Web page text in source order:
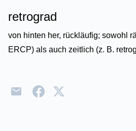
retrograd
von hinten her, rückläufig; sowohl
ERCP) als auch zeitlich (z. B.